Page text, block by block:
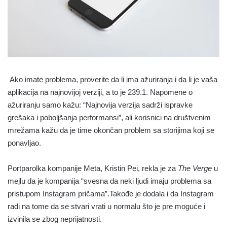
Ako imate problema, proverite da li ima ažuriranja i da li je vaša
aplikacija na najnovijoj verziji, a to je 239.1. Napomene o
ažuriranju samo kažu: “Najnovija verzija sadrži ispravke
grešaka i poboljšanja performansi”, ali korisnici na društvenim
mrežama kažu da je time okončan problem sa storijima koji se
ponavljao.
Portparolka kompanije Meta, Kristin Pei, rekla je za The Verge u
mejlu da je kompanija “svesna da neki ljudi imaju problema sa
pristupom Instagram pričama”.Takođe je dodala i da Instagram
radi na tome da se stvari vrati u normalu što je pre moguće i
izvinila se zbog neprijatnosti.